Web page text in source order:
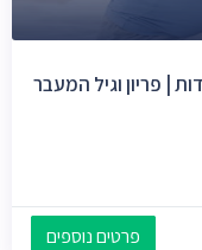
| פריון וגיל המעבר
פרטים נוספים